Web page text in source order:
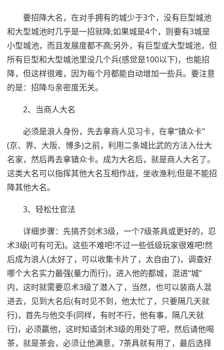
要招降大名，在对手拥有的城少于3个，没有巨型城池
和大型城池时几乎是一招就降;如果城是4个，则要有3城是
小型城池，而且发展度都不高;另外，有巨型或大型城池，但
所有巨型和大型城池里没几个兵(感觉是100以下)，也能招
降，但这样很难，因为每个月都能自动增加一些兵。要注意
的是：招降与亲密度无关。
2、当商人大名
必须是浪人身份，先去拿商人见习卡，在拿“镇众卡”
(京、界、大阪、博多)之前，利用二条城比武的方法入仕大
名家，然后再去拿镇众卡。成为大名后，就是商人大名了。
这类大名可以指挥其他大名互相作战，坐收渔利;但是不能招
降其他大名。
3、轻松仕官法
详细步骤：先搞齐剑术3级，一个7级茶具或更好的，忍
术3级(可有可无)。这些不难吧!不过一些低级玩家很难吧!然
后成为浪人(太好了，可以收集卡片了，太自由了)，调查好
哪个大名实力最强(量力而行)，进入他的都城，混进“城”
内，这时就需要忍术3级了潜入了，当然，也可以装商人混
进去，见到大名后(有时见不到，他太忙了，只要隔几天就
行)，首先与他交手(同样，有时不行，他有事，隔几天就
行)，必须赢他，这时知道剑术3级的用处了吧，然后请他喝
茶，就是茶会，必须让他满意，7茶具就有用了，最后选择